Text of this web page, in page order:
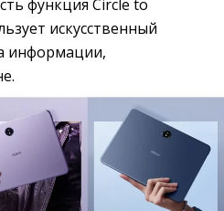
функция Circle to
искусственный
информации,